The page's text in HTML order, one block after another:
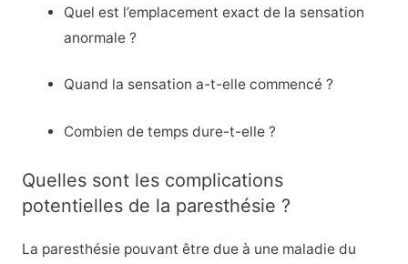
Quel est l’emplacement exact de la sensation
anormale ?
Quand la sensation a-t-elle commencé ?
Combien de temps dure-t-elle ?
Quelles sont les complications
potentielles de la paresthésie ?
La paresthésie pouvant être due à une maladie du